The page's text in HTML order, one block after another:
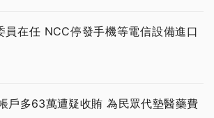
員在任 NCC停發手機等電信設備進口
戶多63萬遭疑收賄 為民眾代墊醫藥費